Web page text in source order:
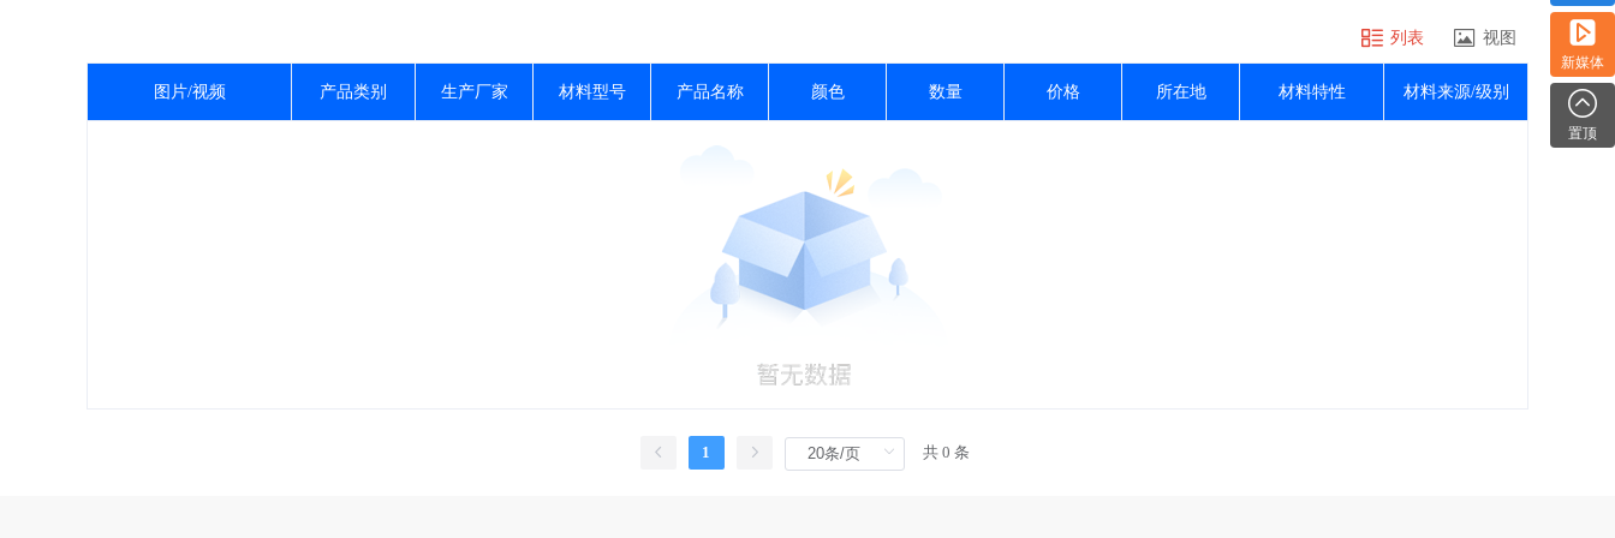
新媒体
置顶
列表 视图
图片/视频 产品类别 生产厂家 材料型号 产品名称 颜色 数量 价格 所在地 材料特性 材料来源/级别
1 共 0 条